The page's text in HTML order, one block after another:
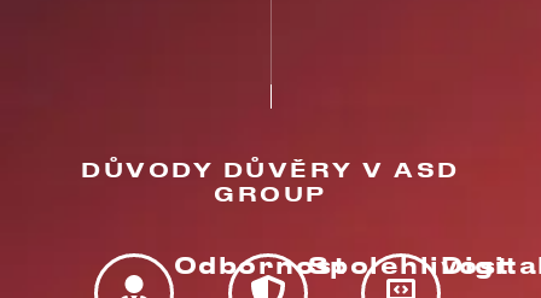
DŮVODY DŮVĚRY V ASD
GROUP
OdbornostSpolehlivost